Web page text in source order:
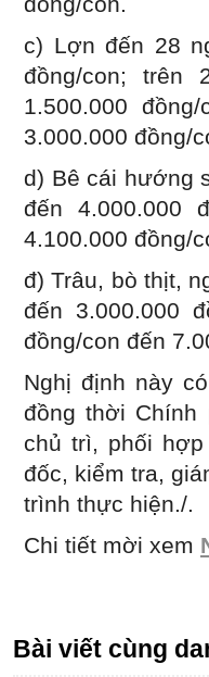
c) Lợn đến 28
đồng/con; trên
1.500.000
3.000.000 đồng/
d) Bê cái hướng
đến 4.000.000
4.100.000 đồng/
đ) Trâu, bò thịt,
đến 3.000.000
đồng/con đến
Nghị định này
đồng thời Chính
chủ trì, phối
đốc, kiểm tra,
trình thực hiện./.
Chi tiết mời xem
Bài viết cùng